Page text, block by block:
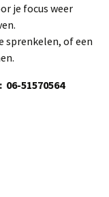
je focus weer
sprenkelen, of een
51570564